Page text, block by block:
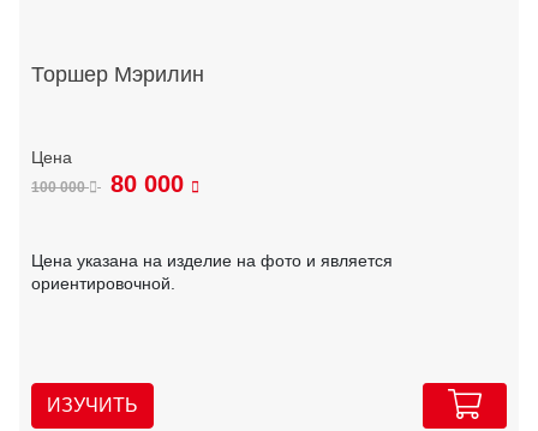
Торшер Мэрилин
100 000 80 000
Цена указана на изделие на фото и является
ориентировочной.
ИЗУЧИТЬ